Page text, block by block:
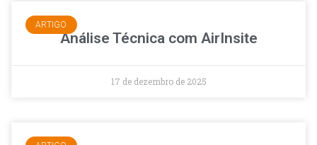
ARTIGO
Análise Técnica com AirInsite
17 de dezembro de 2025